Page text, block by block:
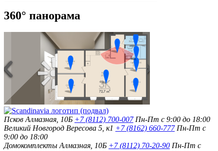
360° панорама
Псков Алмазная, 10Б +7 (8112) 700-007 Пн-Пт с 9:00 до 18:00
Великий Новгород Вересова 5, к1 +7 (8162) 660-777 Пн-Пт с
9:00 до 18:00
Домокомплекты Алмазная, 10Б +7 (8112) 70-20-90 Пн-Пт с